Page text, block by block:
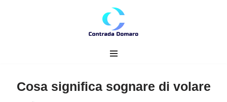
Cosa significa sognare di volare